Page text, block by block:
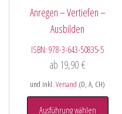
Anregen – Vertiefen –
Ausbilden
ISBN:978-3-643-50835-5
ab 19,90€
und inkl.Versand (D, A, CH)
Ausführung wählen